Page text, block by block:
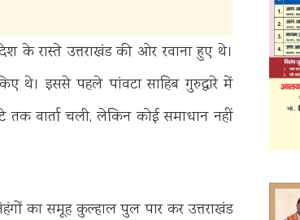
के रास्ते उत्तराखंड की ओर रवाना हुए थे।
थे। इससे पहले पांवटा साहिब गुरुद्वारे में
तक वार्ता चली, लेकिन कोई समाधान नहीं
का समूह कुल्हाल पुल पार कर उत्तराखंड